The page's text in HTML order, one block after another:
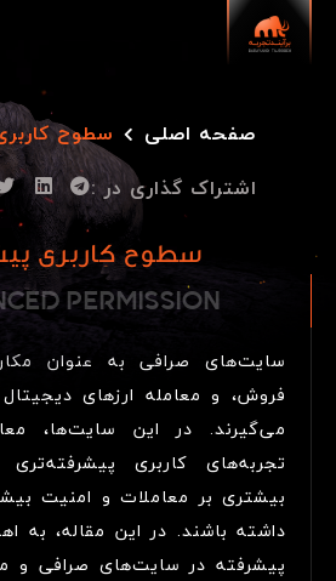
صفحه اصلی
سطوح
اشتراک گذاری در :
سطوح کاربری
CED PERMISSION
سایت‌های صرافی به عنوان
فروش، و معامله ارزهای دیجیتال
می‌گیرند. در این سایت‌ها،
تجربه‌های کاربری
بیشتری بر معاملات و امنیت
داشته باشند. در این مقاله، به
پیشرفته در سایت‌های صرافی و